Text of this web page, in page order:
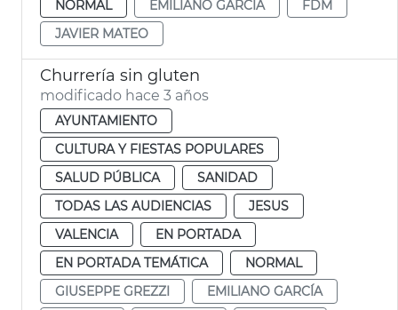
NORMAL
EMILIANO GARCÍA
FDM
JAVIER MATEO
Churrería sin gluten
modificado hace 3 años
AYUNTAMIENTO
CULTURA Y FIESTAS POPULARES
SALUD PÚBLICA
SANIDAD
TODAS LAS AUDIENCIAS
JESUS
VALENCIA
EN PORTADA
EN PORTADA TEMÁTICA
NORMAL
GIUSEPPE GREZZI
EMILIANO GARCÍA